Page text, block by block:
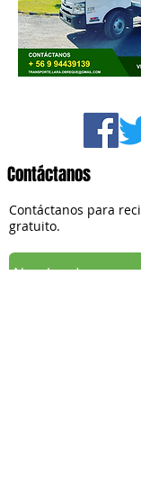
Contáctanos
Contáctanos para
gratuito.